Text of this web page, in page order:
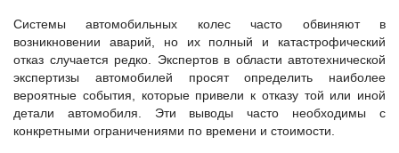
Системы автомобильных колес часто обвиняют в
возникновении аварий, но их полный и катастрофический
отказ случается редко. Экспертов в области автотехнической
экспертизы автомобилей просят определить наиболее
вероятные события, которые привели к отказу той или иной
детали автомобиля. Эти выводы часто необходимы с
конкретными ограничениями по времени и стоимости.